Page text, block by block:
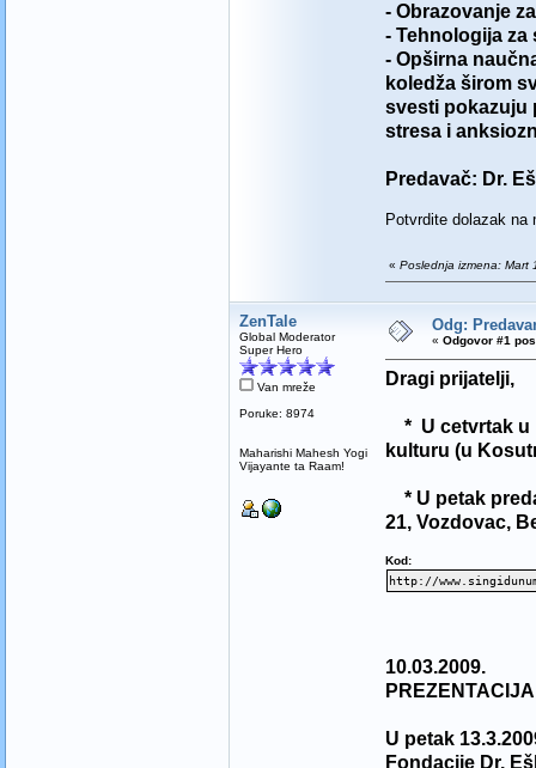
- Obrazovanje
- Tehnologija
- Opširna
koledža širom
svesti pokazuju
stresa i
Predavač: Dr.
Potvrdite dolazak na
« Poslednja izmena: Mart
ZenTale
Global Moderator
Super Hero
Van mreže
Poruke: 8974
Maharishi Mahesh Yogi
Vijayante ta Raam!
Odg:
« Odgovor #1
Dragi prijatelji,
* U cetvrtak u
kulturu (u
* U petak
21, Vozdovac,
Kod:
http://
10.03.2009.
U petak
Fondacije Dr.